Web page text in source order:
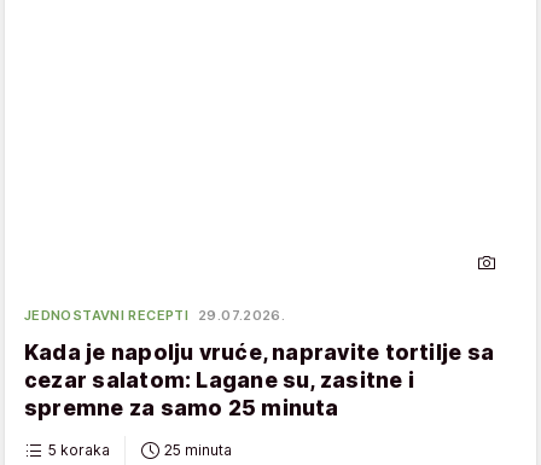
JEDNOSTAVNI RECEPTI 29.07.2026.
Kada je napolju vruće, napravite tortilje sa
cezar salatom: Lagane su, zasitne i
spremne za samo 25 minuta
5 koraka 25 minuta